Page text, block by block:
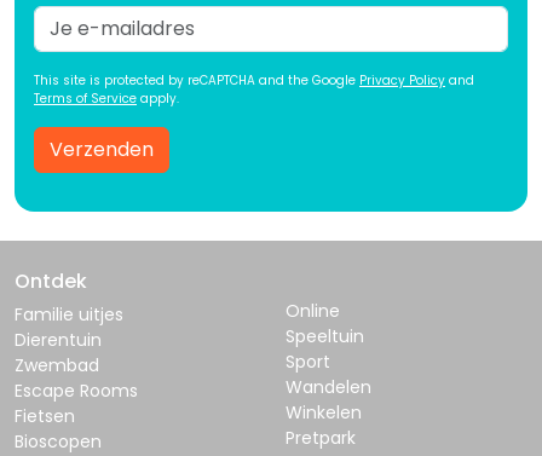
This site is protected by reCAPTCHA and the Google Privacy Policy and
Terms of Service apply.
Verzenden
Ontdek
Familie uitjes
Dierentuin
Zwembad
Escape Rooms
Fietsen
Bioscopen
Online
Speeltuin
Sport
Wandelen
Winkelen
Pretpark